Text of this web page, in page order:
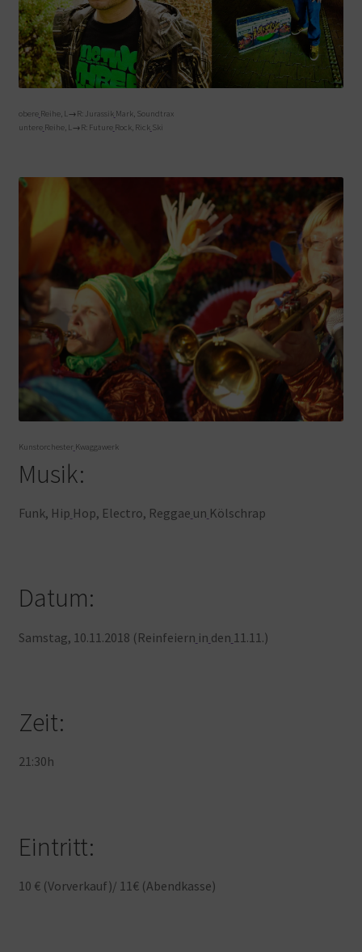
obere Reihe, L→R: Jurassik Mark, Soundtrax
untere Reihe, L→R: Future Rock, Rick Ski
Kunstorchester Kwaggawerk
Musik:
Funk, Hip Hop, Electro, Reggae un Kölschrap
Datum:
Samstag, 10.11.2018 (Reinfeiern in den 11.11.)
Zeit:
21:30h
Eintritt:
10 € (Vorverkauf)/ 11€ (Abendkasse)